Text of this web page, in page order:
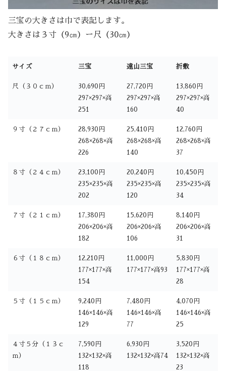
三宝の大きさは巾で表記します。
大きさは３寸（9㎝）ー尺（30㎝）
サイズ 三宝 遠山三宝 折敷
尺（３０ｃｍ）
30,690円
297×297×高
251
27,720円
297×297×高
160
13,860円
297×297×高
40
９寸（２７ｃｍ）
28,930円
268×268×高
226
25,410円
268×268×高
140
12,760円
268×268×高
37
８寸（２４ｃｍ）
23,100円
235×235×高
202
20,240円
235×235×高
120
10,450円
235×235×高
34
７寸（２１ｃｍ）
17,380円
206×206×高
182
15,620円
206×206×高
106
8,140円
206×206×高
31
６寸（１８ｃｍ）
12,210円
177×177×高
154
11,000円
177×177×高93
5,830円
177×177×高
28
５寸（１５ｃｍ）
9,240円
146×146×高
129
7,480円
146×146×高
77
4,070円
146×146×高
25
４寸５分（１３ｃ
ｍ）
7,590円
132×132×高
118
6,930円
132×132×高74
3,520円
132×132×高
23